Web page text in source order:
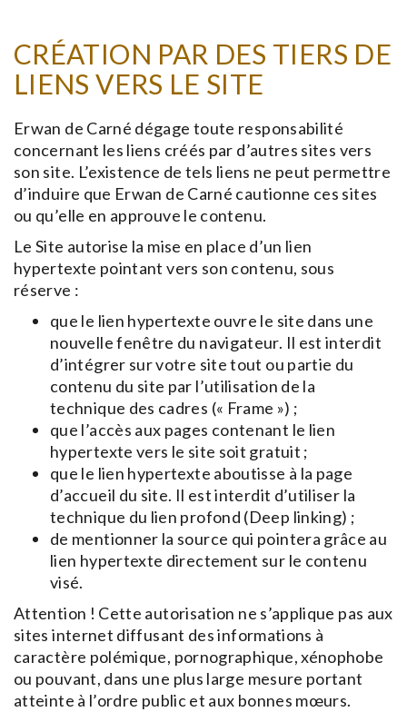
CRÉATION PAR DES TIERS DE
LIENS VERS LE SITE
Erwan de Carné dégage toute responsabilité
concernant les liens créés par d’autres sites vers
son site. L’existence de tels liens ne peut permettre
d’induire que Erwan de Carné cautionne ces sites
ou qu’elle en approuve le contenu.
Le Site autorise la mise en place d’un lien
hypertexte pointant vers son contenu, sous
réserve :
que le lien hypertexte ouvre le site dans une
nouvelle fenêtre du navigateur. Il est interdit
d’intégrer sur votre site tout ou partie du
contenu du site par l’utilisation de la
technique des cadres (« Frame ») ;
que l’accès aux pages contenant le lien
hypertexte vers le site soit gratuit ;
que le lien hypertexte aboutisse à la page
d’accueil du site. Il est interdit d’utiliser la
technique du lien profond (Deep linking) ;
de mentionner la source qui pointera grâce au
lien hypertexte directement sur le contenu
visé.
Attention ! Cette autorisation ne s’applique pas aux
sites internet diffusant des informations à
caractère polémique, pornographique, xénophobe
ou pouvant, dans une plus large mesure portant
atteinte à l’ordre public et aux bonnes mœurs.